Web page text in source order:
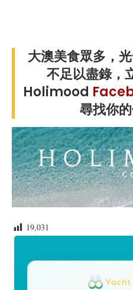
大澳美食眾多，
不足以盡錄
Holimood
尋找你
19,031